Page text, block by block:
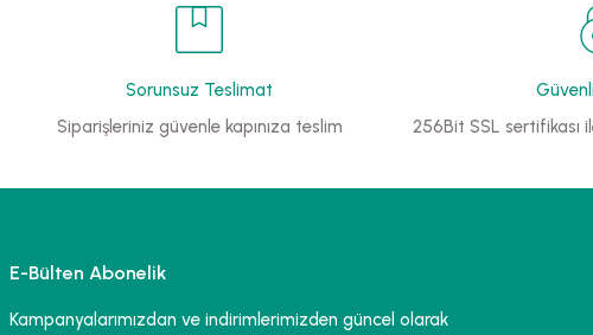
Sorunsuz Teslimat
Siparişleriniz güvenle kapınıza teslim
256Bit SSL sertifikası
E-Bülten Abonelik
Kampanyalarımızdan ve indirimlerimizden güncel olarak